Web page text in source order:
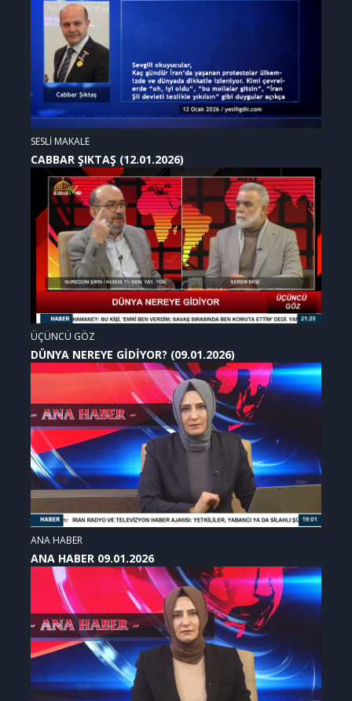
SESLİ MAKALE
CABBAR ŞIKTAŞ (12.01.2026)
ÜÇÜNCÜ GÖZ
DÜNYA NEREYE GİDİYOR? (09.01.2026)
ANA HABER
ANA HABER 09.01.2026